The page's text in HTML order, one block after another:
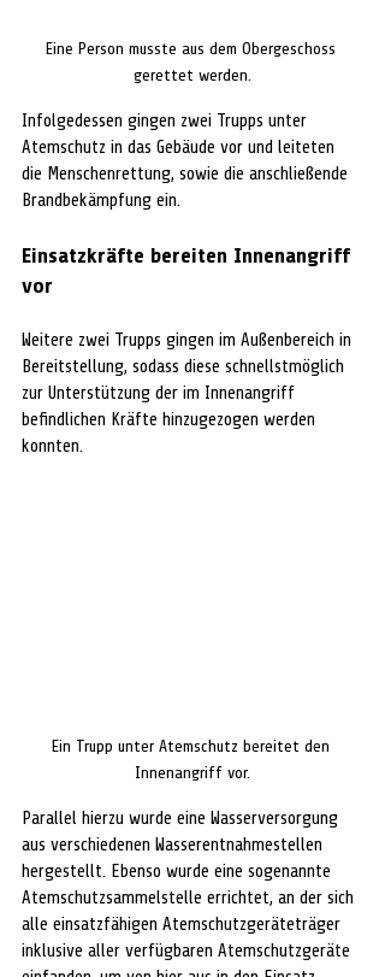
Eine Person musste aus dem Obergeschoss
gerettet werden.
Infolgedessen gingen zwei Trupps unter
Atemschutz in das Gebäude vor und leiteten
die Menschenrettung, sowie die anschließende
Brandbekämpfung ein.
Einsatzkräfte bereiten Innenangriff
vor
Weitere zwei Trupps gingen im Außenbereich in
Bereitstellung, sodass diese schnellstmöglich
zur Unterstützung der im Innenangriff
befindlichen Kräfte hinzugezogen werden
konnten.
Ein Trupp unter Atemschutz bereitet den
Innenangriff vor.
Parallel hierzu wurde eine Wasserversorgung
aus verschiedenen Wasserentnahmestellen
hergestellt. Ebenso wurde eine sogenannte
Atemschutzsammelstelle errichtet, an der sich
alle einsatzfähigen Atemschutzgeräteträger
inklusive aller verfügbaren Atemschutzgeräte